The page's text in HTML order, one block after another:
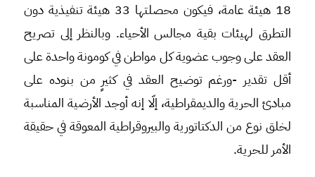
18 هيئة عامة، فيكون محصلتها 33 هيئة تنفيذية دون
التطرق لهيئات بقية مجالس الأحياء. وبالنظر إلى تصريح
العقد على وجوب عضوية كل مواطن في كومونة واحدة على
أقل تقدير -ورغم توضيح العقد في كثيرٍ من بنوده على
مبادئ الحرية والديمقراطية، إلّا إنه أوجد الأرضية المناسبة
لخلق نوع من الدكتاتورية والبيروقراطية المعوقة في حقيقة
الأمر للحرية.